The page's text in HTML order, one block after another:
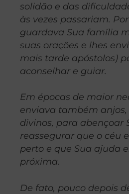
solidão e das
às vezes passariam.
guardava Sua família
suas orações e lhes
mais tarde apóstolos)
aconselhar e guiar.
Em épocas de maior
enviava também
divinos, para abençoar
reassegurar que o céu
perto e que Sua ajuda
próxima.
De fato, pouco depois